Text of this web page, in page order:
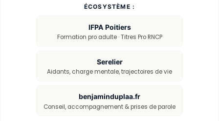
ÉCOSYSTÈME :
IFPA Poitiers
Formation pro adulte · Titres Pro RNCP
Serelier
Aidants, charge mentale, trajectoires de vie
benjaminduplaa.fr
Conseil, accompagnement & prises de parole